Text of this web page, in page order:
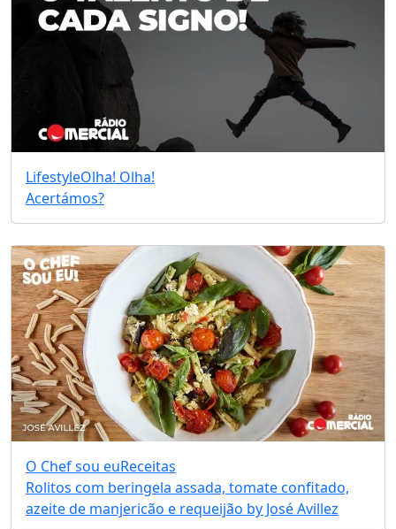
LifestyleOlha! Olha!
Acertámos?
O Chef sou euReceitas
Rolitos com beringela assada, tomate confitado,
azeite de manjericão e requeijão by José Avillez